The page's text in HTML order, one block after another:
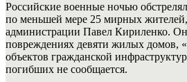
Российские военные ночью
по меньшей мере 25 мирных жителей,
администрации Павел Кириленко.
повреждениях девяти жилых домов,
объектов гражданской
погибших не сообщается.